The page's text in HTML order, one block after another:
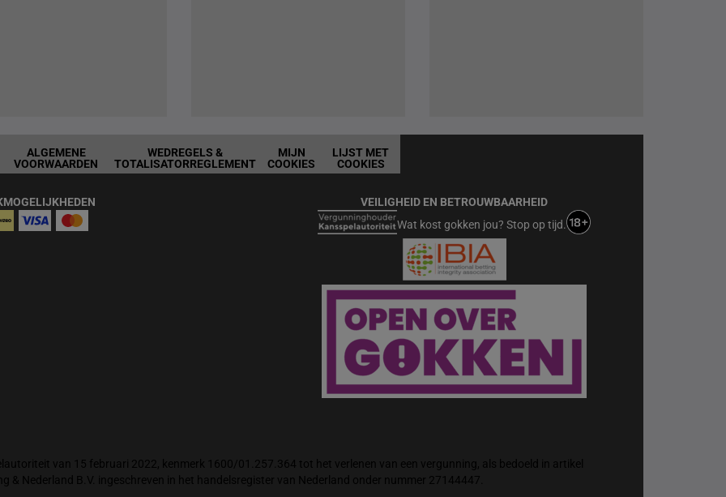
ALGEMENE
VOORWAARDEN
WEDREGELS &
TOTALISATORREGLEMENT
MIJN
COOKIES
LIJST MET
COOKIES
VEILIGHEID EN BETROUWBAARHEID
Wat kost gokken jou? Stop op tijd.
van 15 februari 2022, kenmerk 1600/01.257.364 tot het verlenen van een vergunning, als bedoeld in artikel
& Nederland B.V. ingeschreven in het handelsregister van Nederland onder nummer 27144447.